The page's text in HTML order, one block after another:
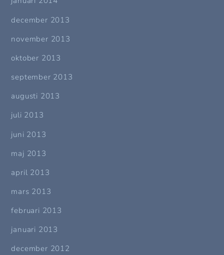
december 2013
november 2013
oktober 2013
september 2013
augusti 2013
juli 2013
juni 2013
maj 2013
april 2013
mars 2013
februari 2013
januari 2013
december 2012